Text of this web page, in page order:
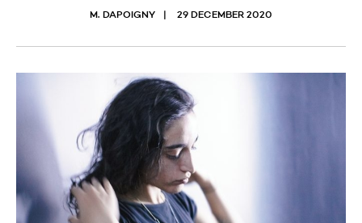
M. DAPOIGNY 29 DECEMBER 2020